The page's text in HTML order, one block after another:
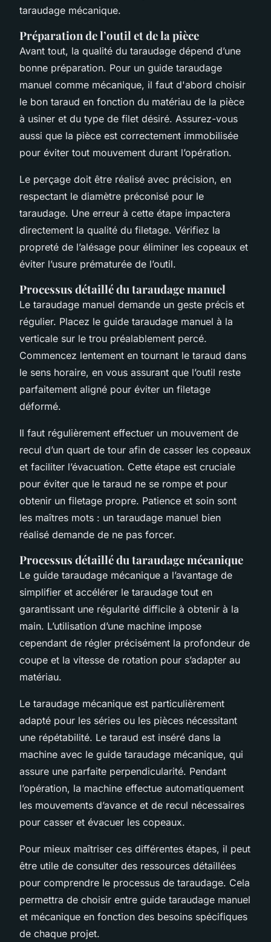
taraudage mécanique.
Préparation de l’outil et de la pièce
Avant tout, la qualité du taraudage dépend d’une
bonne préparation. Pour un guide taraudage
manuel comme mécanique, il faut d'abord choisir
le bon taraud en fonction du matériau de la pièce
à usiner et du type de filet désiré. Assurez-vous
aussi que la pièce est correctement immobilisée
pour éviter tout mouvement durant l’opération.
Le perçage doit être réalisé avec précision, en
respectant le diamètre préconisé pour le
taraudage. Une erreur à cette étape impactera
directement la qualité du filetage. Vérifiez la
propreté de l’alésage pour éliminer les copeaux et
éviter l’usure prématurée de l’outil.
Processus détaillé du taraudage manuel
Le taraudage manuel demande un geste précis et
régulier. Placez le guide taraudage manuel à la
verticale sur le trou préalablement percé.
Commencez lentement en tournant le taraud dans
le sens horaire, en vous assurant que l’outil reste
parfaitement aligné pour éviter un filetage
déformé.
Il faut régulièrement effectuer un mouvement de
recul d’un quart de tour afin de casser les copeaux
et faciliter l’évacuation. Cette étape est cruciale
pour éviter que le taraud ne se rompe et pour
obtenir un filetage propre. Patience et soin sont
les maîtres mots : un taraudage manuel bien
réalisé demande de ne pas forcer.
Processus détaillé du taraudage mécanique
Le guide taraudage mécanique a l’avantage de
simplifier et accélérer le taraudage tout en
garantissant une régularité difficile à obtenir à la
main. L’utilisation d’une machine impose
cependant de régler précisément la profondeur de
coupe et la vitesse de rotation pour s’adapter au
matériau.
Le taraudage mécanique est particulièrement
adapté pour les séries ou les pièces nécessitant
une répétabilité. Le taraud est inséré dans la
machine avec le guide taraudage mécanique, qui
assure une parfaite perpendicularité. Pendant
l’opération, la machine effectue automatiquement
les mouvements d’avance et de recul nécessaires
pour casser et évacuer les copeaux.
Pour mieux maîtriser ces différentes étapes, il peut
être utile de consulter des ressources détaillées
pour comprendre le processus de taraudage. Cela
permettra de choisir entre guide taraudage manuel
et mécanique en fonction des besoins spécifiques
de chaque projet.